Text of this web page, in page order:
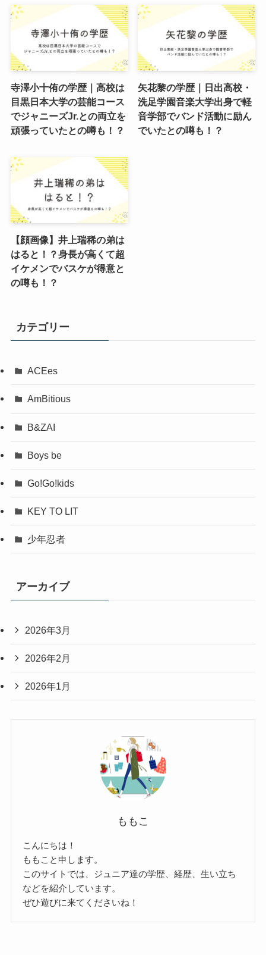
寺澤小十侑の学歴｜高校は
目黒日本大学の芸能コース
でジャニーズJr.との両立を
頑張っていたとの噂も！？
矢花黎の学歴｜日出高校・
洗足学園音楽大学出身で軽
音学部でバンド活動に励ん
でいたとの噂も！？
【顔画像】井上瑞稀の弟は
はると！？身長が高くて超
イケメンでバスケが得意と
の噂も！？
カテゴリー
ACEes
AmBitious
B&ZAI
Boys be
Go!Go!kids
KEY TO LIT
少年忍者
アーカイブ
2026年3月
2026年2月
2026年1月
ももこ
こんにちは！
ももこと申します。
このサイトでは、ジュニア達の学歴、経歴、生い立ち
などを紹介しています。
ぜひ遊びに来てくださいね！